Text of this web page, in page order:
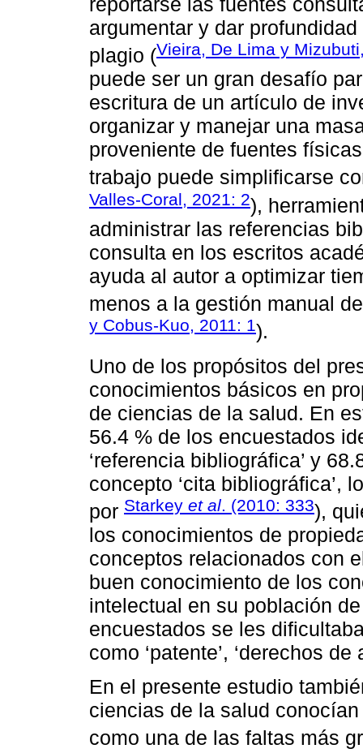
argumentar y dar
plagio (Vieira, De Lima y
puede ser un gran desafío
escritura de un artículo de
organizar y manejar una
proveniente de fuentes
trabajo puede simplificarse
Valles-Coral, 2021: 2),
administrar las referencias
consulta en los escritos
ayuda al autor a optimizar
menos a la gestión manual
y Cobus-Kuo, 2011: 1).
Uno de los propósitos del
conocimientos básicos en
de ciencias de la salud. En
56.4 % de los encuestados
‘referencia bibliográfica’ y
concepto ‘cita bibliográfica’,
por Starkey et al. (2010: 333),
los conocimientos de
conceptos relacionados con
buen conocimiento de los
intelectual en su población
encuestados se les
como ‘patente’, ‘derechos de
En el presente estudio
ciencias de la salud
como una de las faltas más